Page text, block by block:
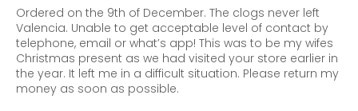
Ordered on the 9th of December. The clogs never left
Valencia. Unable to get acceptable level of contact by
telephone, email or what’s app! This was to be my wifes
Christmas present as we had visited your store earlier in
the year. It left me in a difficult situation. Please return my
money as soon as possible.